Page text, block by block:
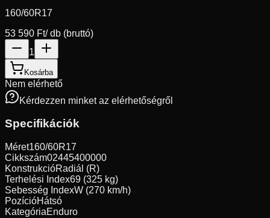
160/60R17
53 590 Ft/ db (bruttó)
1
Kosárba
Nem elérhető
Kérdezzen minket az elérhetőségről
Specifikációk
Méret160/60R17
Cikkszám02445400000
KonstrukcióRadiál (R)
Terhelési Index69 (325 kg)
Sebesség IndexW (270 km/h)
PozícióHátsó
KategóriaEnduro